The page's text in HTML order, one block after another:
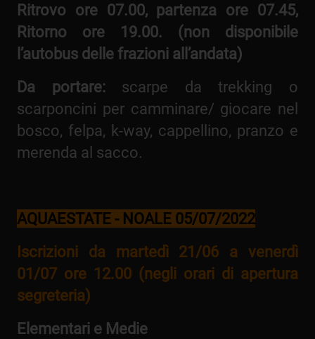
Ritrovo ore 07.00, partenza ore 07.45,
Ritorno ore 19.00. (non disponibile
l’autobus delle frazioni all’andata)
Da portare:scarpe da trekking o
scarponcini per camminare/ giocare nel
bosco, felpa, k-way, cappellino, pranzo e
merenda al sacco.
AQUAESTATE - NOALE 05/07/2022
Iscrizioni da martedì 21/06 a venerdì
01/07 ore 12.00 (negli orari di apertura
segreteria)
Elementari e Medie